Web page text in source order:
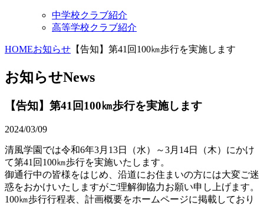
中学校クラブ紹介
高等学校クラブ紹介
HOMEお知らせ 【告知】第41回100㎞歩行を実施します
お知らせNews
【告知】第41回100㎞歩行を実施します
2024/03/09
清風学園では令和6年3月13日（水）～3月14日（木）にかけ
て第41回100㎞歩行を実施いたします。
御通行中の皆様をはじめ、沿道にお住まいの方には大変ご迷
惑をおかけいたしますがご理解御協力お願い申し上げます。
100㎞歩行行程表、計画概要をホームページに掲載しており